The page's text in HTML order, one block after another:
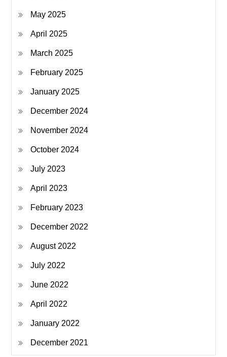
May 2025
April 2025
March 2025
February 2025
January 2025
December 2024
November 2024
October 2024
July 2023
April 2023
February 2023
December 2022
August 2022
July 2022
June 2022
April 2022
January 2022
December 2021